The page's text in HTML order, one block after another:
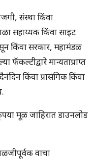
संस्था किंवा
सहाय्यक किंवा साइट
किंवा सरकार, महामंडळ
फॅकल्टीद्वारे मान्यताप्राप्त
किंवा प्रासंगिक किंवा
मूळ जाहिरात डाउनलोड
वाचा